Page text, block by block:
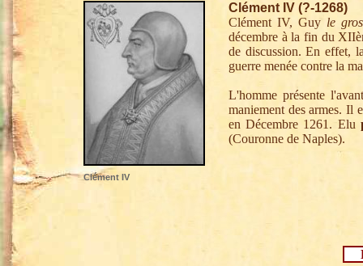
Clément IV
Clément IV (?-1268)
Clément IV, Guy le gros
décembre à la fin du
de discussion. En effet,
guerre menée contre la
L'homme présente
maniement des armes. Il
en Décembre 1261. Elu
(Couronne de Naples).